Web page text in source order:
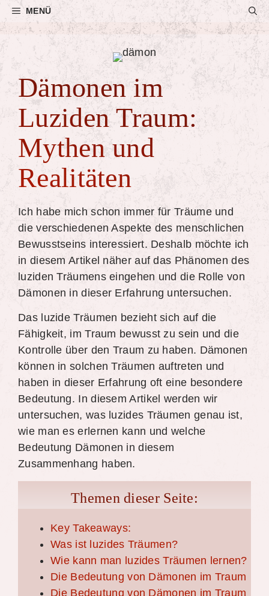
Zum
Inhalt
MENÜ
Dämonen im
Luziden Traum:
Mythen und
Realitäten
Ich habe mich schon immer für Träume und
die verschiedenen Aspekte des menschlichen
Bewusstseins interessiert. Deshalb möchte ich
in diesem Artikel näher auf das Phänomen des
luziden Träumens eingehen und die Rolle von
Dämonen in dieser Erfahrung untersuchen.
Das luzide Träumen bezieht sich auf die
Fähigkeit, im Traum bewusst zu sein und die
Kontrolle über den Traum zu haben. Dämonen
können in solchen Träumen auftreten und
haben in dieser Erfahrung oft eine besondere
Bedeutung. In diesem Artikel werden wir
untersuchen, was luzides Träumen genau ist,
wie man es erlernen kann und welche
Bedeutung Dämonen in diesem
Zusammenhang haben.
Themen dieser Seite:
Key Takeaways:
Was ist luzides Träumen?
Wie kann man luzides Träumen lernen?
Die Bedeutung von Dämonen im Traum
Die Bedeutung von Dämonen im Traum